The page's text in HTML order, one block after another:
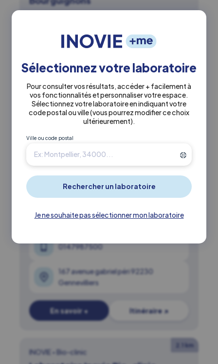
Sélectionnez votre laboratoire
Pour consulter vos résultats, accéder + facilement à
vos fonctionnalités et personnaliser votre espace.
Sélectionnez votre laboratoire en indiquant votre
code postal ou ville(vous pourrez modifier ce choix
ultérieurement).
Ville ou code postal
Je ne souhaite pas sélectionner mon laboratoire
36 Rue des Bourguignons 92600
Asnieres Sur Seine
En savoir + Itinéraire ↗
1.6 km
Laboratoire Inovie Bio-clinic
Gennevilliers Péri
Actuellement fermé
0147987500
167 avenue gabriel péri 92230
Gennevilliers
En savoir + Itinéraire ↗
2.1 km
INOVIE • Bio-clinic